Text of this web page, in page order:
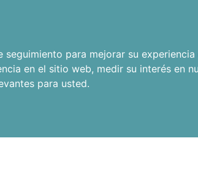
para mejorar su
en el sitio web, medir su interés en
para usted.